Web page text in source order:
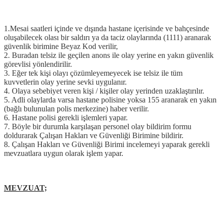
1.Mesai saatleri içinde ve dışında hastane içerisinde ve bahçesinde
oluşabilecek olası bir saldırı ya da taciz olaylarında (1111) aranarak
güvenlik birimine Beyaz Kod verilir,
2. Buradan telsiz ile geçilen anons ile olay yerine en yakın güvenlik
görevlisi yönlendirilir.
3. Eğer tek kişi olayı çözümleyemeyecek ise telsiz ile tüm
kuvvetlerin olay yerine sevki uygulanır.
4. Olaya sebebiyet veren kişi / kişiler olay yerinden uzaklaştırılır.
5. Adli olaylarda varsa hastane polisine yoksa 155 aranarak en yakın
(bağlı bulunulan polis merkezine) haber verilir.
6. Hastane polisi gerekli işlemleri yapar.
7. Böyle bir durumla karşılaşan personel olay bildirim formu
doldurarak Çalışan Hakları ve Güvenliği Birimine bildirir.
8. Çalışan Hakları ve Güvenliği Birimi incelemeyi yaparak gerekli
mevzuatlara uygun olarak işlem yapar.
MEVZUAT;